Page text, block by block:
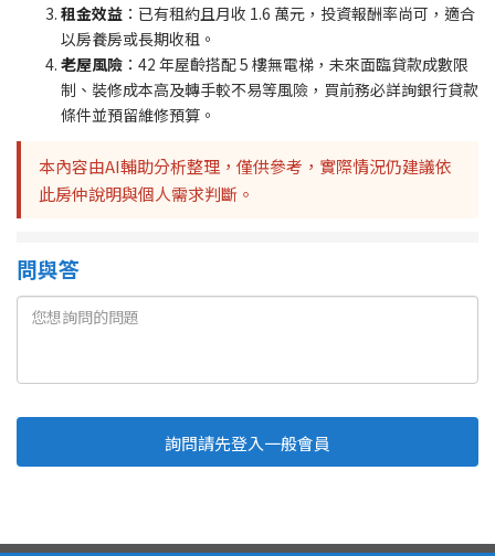
租金效益 ：已有租約且月收 1.6 萬元，投資報酬率尚可，適合
以房養房或長期收租。
老屋風險 ：42 年屋齡搭配 5 樓無電梯，未來面臨貸款成數限
制、裝修成本高及轉手較不易等風險，買前務必詳詢銀行貸款
條件並預留維修預算。
本內容由AI輔助分析整理，僅供參考，實際情況仍建議依
此房仲說明與個人需求判斷。
問與答
詢問請先登入一般會員